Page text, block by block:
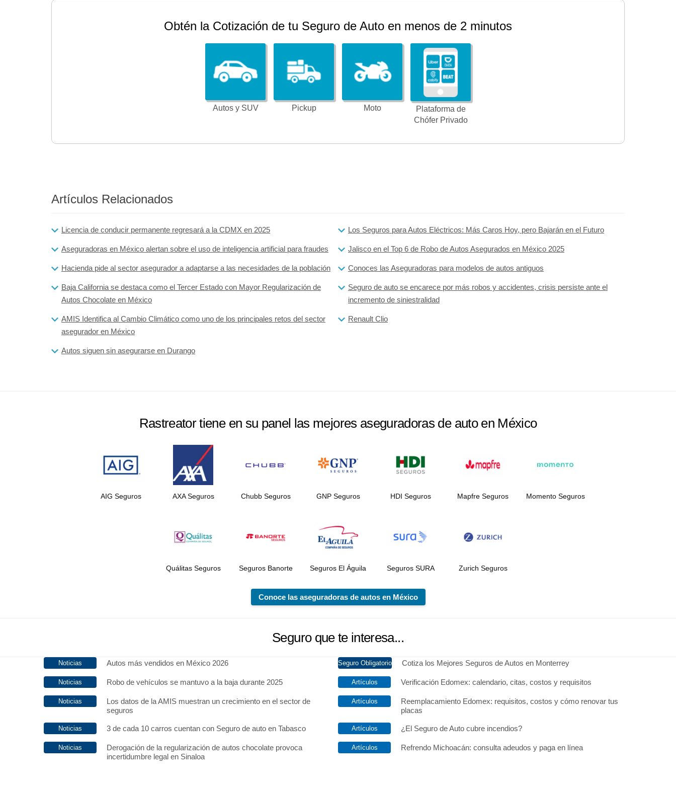
Obtén la Cotización de tu Seguro de Auto en menos de 2 minutos
Autos y SUV Pickup Moto
Plataforma de
Chófer Privado
Artículos Relacionados
Licencia de conducir permanente regresará a la CDMX en 2025 Los Seguros para Autos Eléctricos: Más Caros Hoy, pero Bajarán en el Futuro
Aseguradoras en México alertan sobre el uso de inteligencia artificial para fraudes Jalisco en el Top 6 de Robo de Autos Asegurados en México 2025
Hacienda pide al sector asegurador a adaptarse a las necesidades de la población Conoces las Aseguradoras para modelos de autos antiguos
Baja California se destaca como el Tercer Estado con Mayor Regularización de
Autos Chocolate en México
Seguro de auto se encarece por más robos y accidentes, crisis persiste ante el
incremento de siniestralidad
AMIS Identifica al Cambio Climático como uno de los principales retos del sector
asegurador en México
Renault Clio
Autos siguen sin asegurarse en Durango
Rastreator tiene en su panel las mejores aseguradoras de auto en México
AIG Seguros AXA Seguros Chubb Seguros GNP Seguros HDI Seguros Mapfre Seguros Momento Seguros
Quálitas Seguros Seguros Banorte Seguros El Águila Seguros SURA Zurich Seguros
Conoce las aseguradoras de autos en México
Seguro que te interesa...
Autos más vendidos en México 2026
Robo de vehículos se mantuvo a la baja durante 2025
Los datos de la AMIS muestran un crecimiento en el sector de
seguros
3 de cada 10 carros cuentan con Seguro de auto en Tabasco
Derogación de la regularización de autos chocolate provoca
incertidumbre legal en Sinaloa
Cotiza los Mejores Seguros de Autos en Monterrey
Verificación Edomex: calendario, citas, costos y requisitos
Reemplacamiento Edomex: requisitos, costos y cómo renovar tus
placas
¿El Seguro de Auto cubre incendios?
Refrendo Michoacán: consulta adeudos y paga en línea